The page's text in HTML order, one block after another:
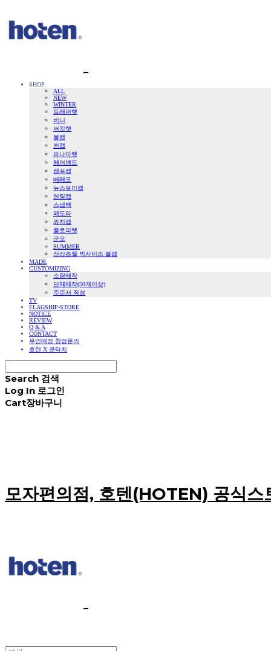
SHOP
ALL
NEW
WINTER
트래퍼햇
비니
버킷햇
볼캡
썬캡
파나마햇
헤어밴드
캠프캡
베레모
뉴스보이캡
헌팅캡
스냅백
페도라
와치캡
플로피햇
군모
SUMMER
상상초월 빅사이즈 볼캡
MADE
CUSTOMIZING
소량제작
단체제작(50개이상)
주문서 작성
TV
FLAGSHIP-STORE
NOTICE
REVIEW
Q & A
CONTACT
무인매장 창업문의
호텐 X 쿤타치
Search 검색
Log In 로그인
Cart장바구니
모자편의점, 호텐(HOTEN) 공식스